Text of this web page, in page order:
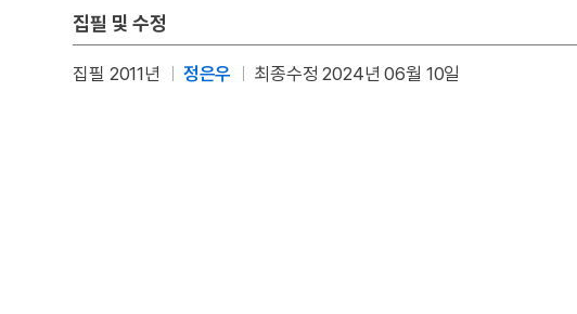
집필 및 수정
집필 2011년 정은우 최종수정 2024년 06월 10일